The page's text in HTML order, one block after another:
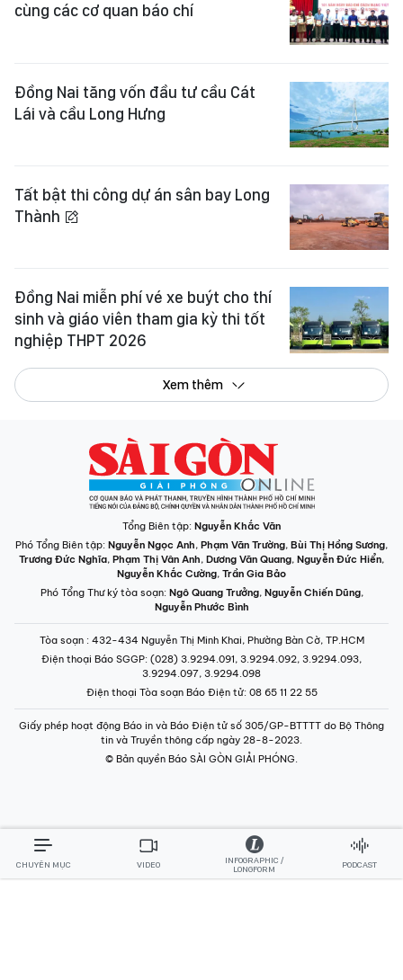
cùng các cơ quan báo chí
Đồng Nai tăng vốn đầu tư cầu Cát
Lái và cầu Long Hưng
Tất bật thi công dự án sân bay Long
Thành
Đồng Nai miễn phí vé xe buýt cho thí
sinh và giáo viên tham gia kỳ thi tốt
nghiệp THPT 2026
Xem thêm
Tổng Biên tập: Nguyễn Khắc Văn
Phó Tổng Biên tập: Nguyễn Ngọc Anh, Phạm Văn Trường, Bùi Thị Hồng Sương,
Trương Đức Nghĩa, Phạm Thị Vân Anh, Dương Văn Quang, Nguyễn Đức Hiển,
Nguyễn Khắc Cường, Trần Gia Bảo
Phó Tổng Thư ký tòa soạn: Ngô Quang Trưởng, Nguyễn Chiến Dũng,
Nguyễn Phước Bình
Tòa soạn : 432-434 Nguyễn Thị Minh Khai, Phường Bàn Cờ, TP.HCM
Điện thoại Báo SGGP: (028) 3.9294.091, 3.9294.092, 3.9294.093,
3.9294.097, 3.9294.098
Điện thoại Tòa soạn Báo Điện tử: 08 65 11 22 55
Giấy phép hoạt động Báo in và Báo Điện tử số 305/GP-BTTTT do Bộ Thông
tin và Truyền thông cấp ngày 28-8-2023.
© Bản quyền Báo SÀI GÒN GIẢI PHÓNG.
CHUYÊN MỤC VIDEO
INFOGRAPHIC /
LONGFORM
PODCAST